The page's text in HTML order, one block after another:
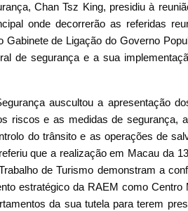
Chan Tsz King, presidiu à
onde decorrerão as referidas
de Ligação do Governo
de segurança e a sua
auscultou a apresentação
riscos e as medidas de segurança,
do trânsito e as operações de
que a realização em Macau da
de Turismo demonstram a
estratégico da RAEM como Centro
da sua tutela para terem